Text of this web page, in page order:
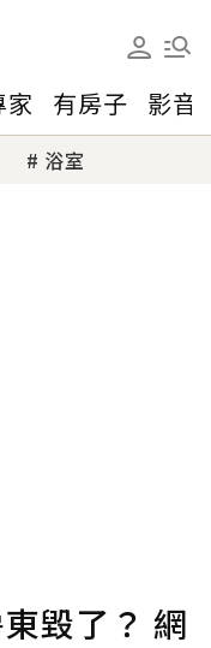
家 有房子 影音
浴室
毀了？ 網